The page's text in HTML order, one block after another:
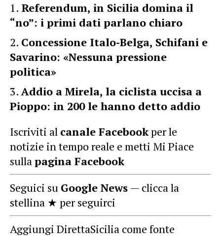
Referendum, in Sicilia domina il
“no”: i primi dati parlano chiaro
Concessione Italo-Belga, Schifani e
Savarino: «Nessuna pressione
politica»
Addio a Mirela, la ciclista uccisa a
Pioppo: in 200 le hanno detto addio
Iscriviti al canale Facebookper le
notizie in tempo reale e metti Mi Piace
sullapagina Facebook
Seguici su Google News — clicca la
stellina ★ per seguirci
Aggiungi DirettaSicilia come fonte